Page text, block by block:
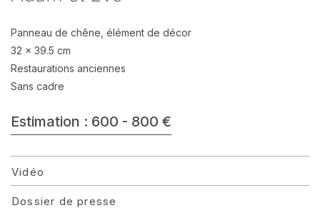
Panneau de chêne, élément de décor
32 x 39.5 cm
Restaurations anciennes
Sans cadre
Estimation : 600 - 800 €
Vidéo
Dossier de presse